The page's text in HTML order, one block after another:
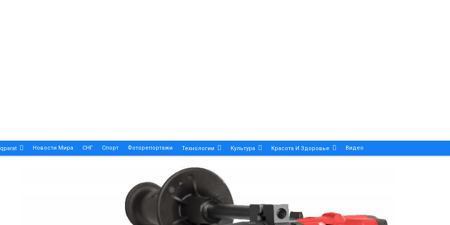
Новости Мира СНГ Спорт Фоторепортажи Технологии Культура Красота И Здоровье Видео
Patek Philippe Calatrava DATE – A True Symbol Of Elegance And Precision